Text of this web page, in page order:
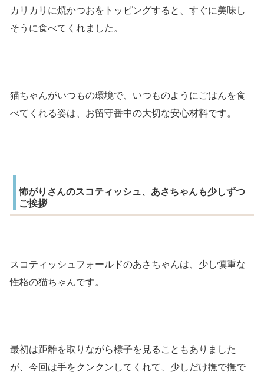
カリカリに焼かつおをトッピングすると、すぐに美味し
そうに食べてくれました。
猫ちゃんがいつもの環境で、いつものようにごはんを食
べてくれる姿は、お留守番中の大切な安心材料です。
怖がりさんのスコティッシュ、あさちゃんも少しずつ
ご挨拶
スコティッシュフォールドのあさちゃんは、少し慎重な
性格の猫ちゃんです。
最初は距離を取りながら様子を見ることもありました
が、今回は手をクンクンしてくれて、少しだけ撫で撫で